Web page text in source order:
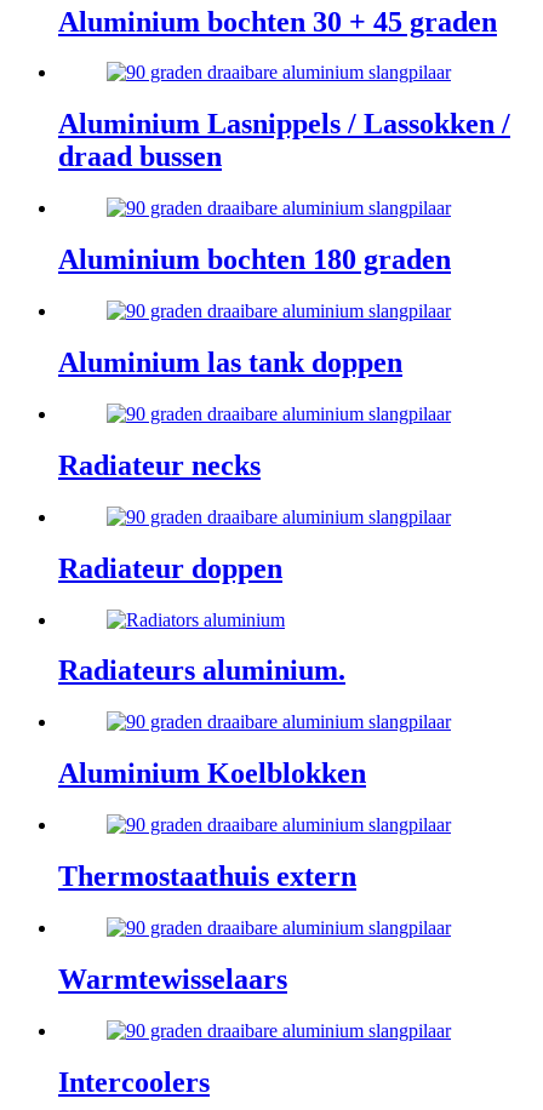
Aluminium bochten 30 + 45 graden
Aluminium Lasnippels / Lassokken /
draad bussen
Aluminium bochten 180 graden
Aluminium las tank doppen
Radiateur necks
Radiateur doppen
Radiateurs aluminium.
Aluminium Koelblokken
Thermostaathuis extern
Warmtewisselaars
Intercoolers